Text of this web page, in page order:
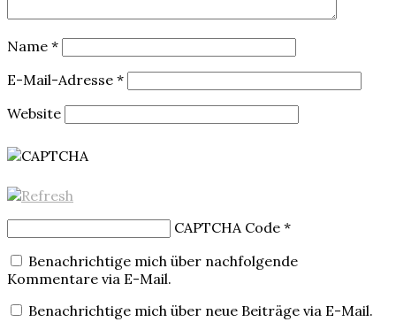
Name *
E-Mail-Adresse *
Website
CAPTCHA Code *
Benachrichtige mich über nachfolgende
Kommentare via E-Mail.
Benachrichtige mich über neue Beiträge via E-Mail.